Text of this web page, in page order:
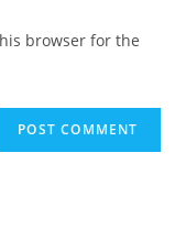
browser for the